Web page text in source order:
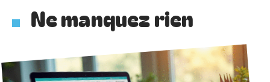
Ne manquez rien